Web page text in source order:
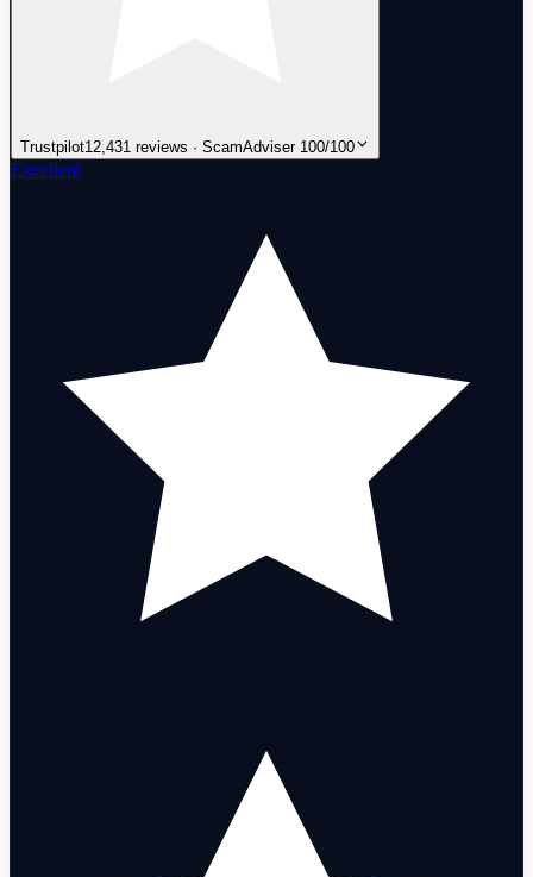
Trustpilot12,431 reviews · ScamAdviser 100/100
Excellent